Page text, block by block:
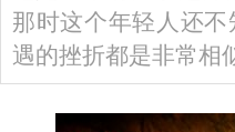
那时这个年轻人还
遇的挫折都是非常相